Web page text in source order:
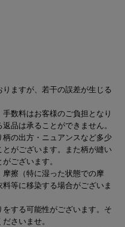
ますが、若干の誤差が生じる
数料はお客様のご負担となり
品は承ることができません。
の出方・ニュアンスなど多少
がございます。また柄が縫い
ございます。
擦（特に湿った状態での摩
等に移染する場合がございま
する可能性がございます。そ
さいませ。